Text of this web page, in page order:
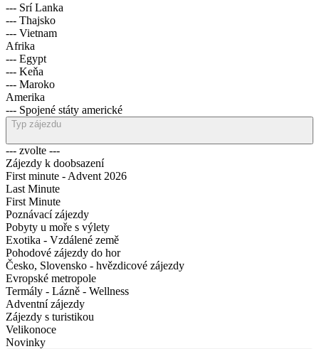
--- Srí Lanka
--- Thajsko
--- Vietnam
Afrika
--- Egypt
--- Keňa
--- Maroko
Amerika
--- Spojené státy americké
Typ zájezdu
--- zvolte ---
Zájezdy k doobsazení
First minute - Advent 2026
Last Minute
First Minute
Poznávací zájezdy
Pobyty u moře s výlety
Exotika - Vzdálené země
Pohodové zájezdy do hor
Česko, Slovensko - hvězdicové zájezdy
Evropské metropole
Termály - Lázně - Wellness
Adventní zájezdy
Zájezdy s turistikou
Velikonoce
Novinky